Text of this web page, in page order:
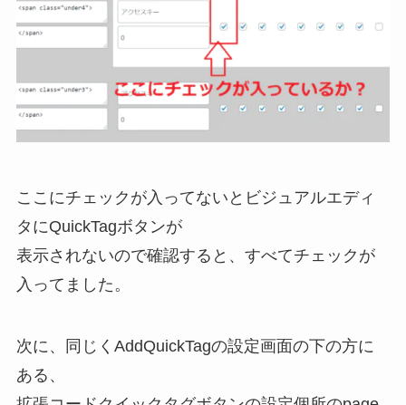
ここにチェックが入ってないとビジュアルエディ
タにQuickTagボタンが
表示されないので確認すると、すべてチェックが
入ってました。
次に、同じくAddQuickTagの設定画面の下の方に
ある、